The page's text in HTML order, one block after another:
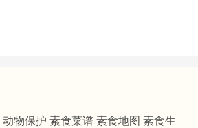
动物保护 素食菜谱 素食地图 素食生